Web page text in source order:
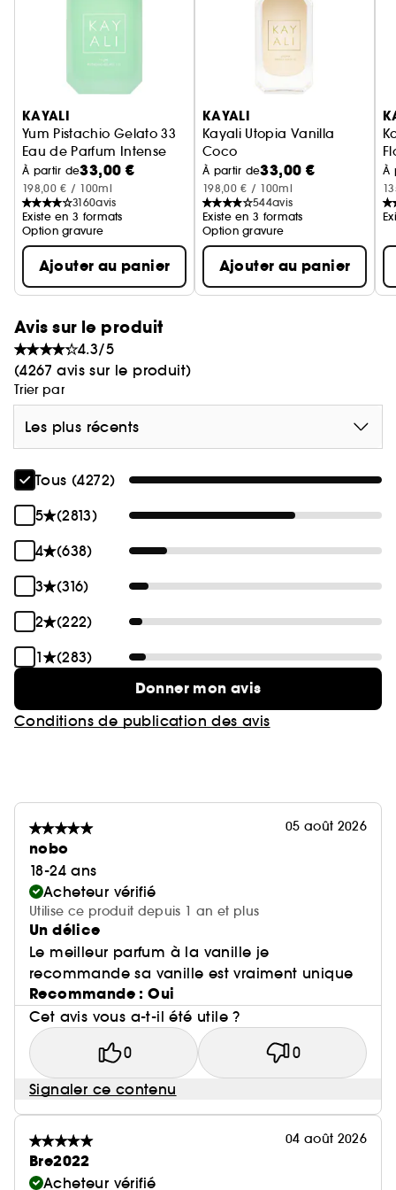
collection met à l'honneur la technique du «
layering » pour créer un parfum qui vous
correspond parfaitement.
KAYALI s'inspire des richesses du Moyen-Orient,
une culture réputée pour son raffinement et sa
simplicité. Ce parfum offre un potentiel infini de
combinaisons pour refléter la richesse de votre
personnalité. Quatre parfums. Une centaine
d'accords. Un million de « mood ».
Ignorer le carrousel produits
KAYALI
Yum Pistachio Gelato 33
Eau de Parfum Intense
À partir de33,00 €
198,00 € / 100ml
3160avis
Existe en 3 formats
Option gravure
Ajouter au panier
KAYALI
Kayali Utopia Vanilla
Coco
Eau de parfum
À partir de33,00 €
198,00 € / 100ml
544avis
Existe en 3 formats
Option gravure
Ajouter au panier
À
Avis sur le produit
4.3/5
(4267 avis sur le produit)
Trier par
Les plus récents
Tous (4272)
5
(2813)
4
(638)
3
(316)
2
(222)
1
(283)
Donner mon avis
Conditions de publication des avis
05 août 2026
nobo
18-24 ans
Acheteur vérifié
Utilise ce produit depuis 1 an et plus
Un délice
Le meilleur parfum à la vanille je
recommande sa vanille est vraiment unique
Recommande : Oui
Cet avis vous a-t-il été utile ?
0 0
Signaler ce contenu
04 août 2026
Bre2022
Acheteur vérifié